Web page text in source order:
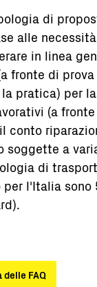
di
alle
in linea
fronte di
pratica) per
(a
conto
soggette a
di
l'Italia sono
FAQ